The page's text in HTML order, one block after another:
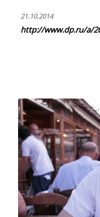
21.10.2014
http://www.dp.ru/a/